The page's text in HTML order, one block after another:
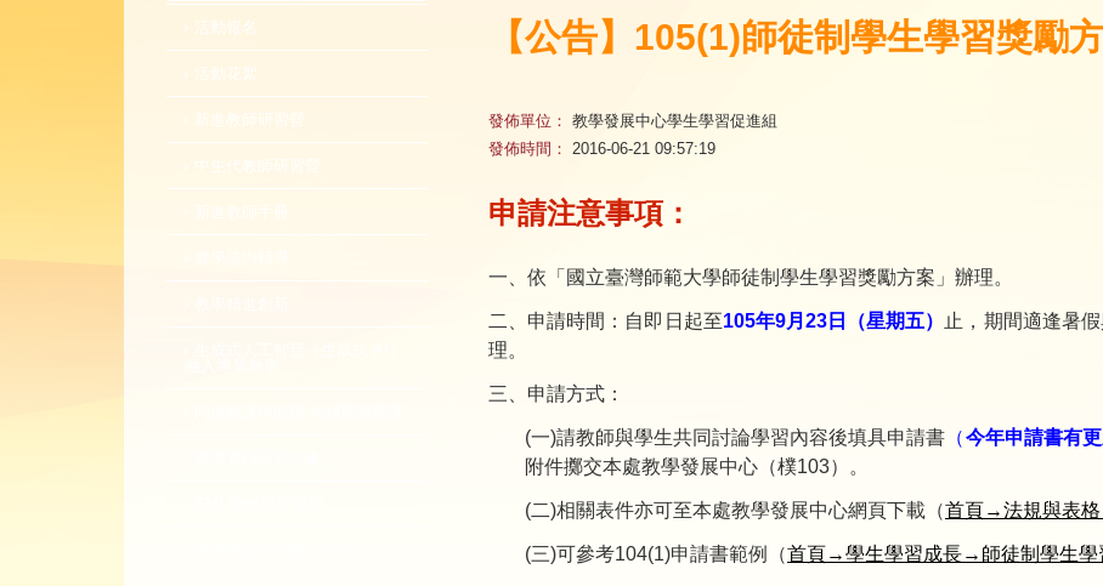
活動報名
活動花絮
新進教師研習營
中生代教師研習營
【公告】105(1)師徒制學生學習獎勵
發佈單位： 教學發展中心學生學習促進組
發佈時間： 2016-06-21 09:57:19
申請注意事項：
一、依「國立臺灣師範大學師徒制學生學習獎勵方案」辦理。
二、申請時間：自即日起至105年9月23日（星期五）
止，期間適逢暑
理。
三、申請方式：
(一)請教師與學生共同討論學習內容後填具申請書 （今年申請書有
附件擲交本處教學發展中心（樸103）。
(二)相關表件亦可至本處教學發展中心網頁下載（首頁→法規與表
(三)可參考104(1)申請書範例（首頁→學生學習成長→師徒制學生